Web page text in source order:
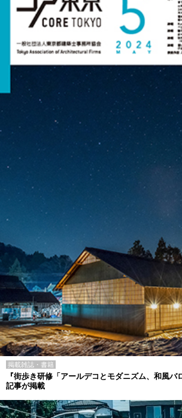
掲載雑誌・書籍
『街歩き研修「アールデコとモダニズム、和風バ
記事が掲載